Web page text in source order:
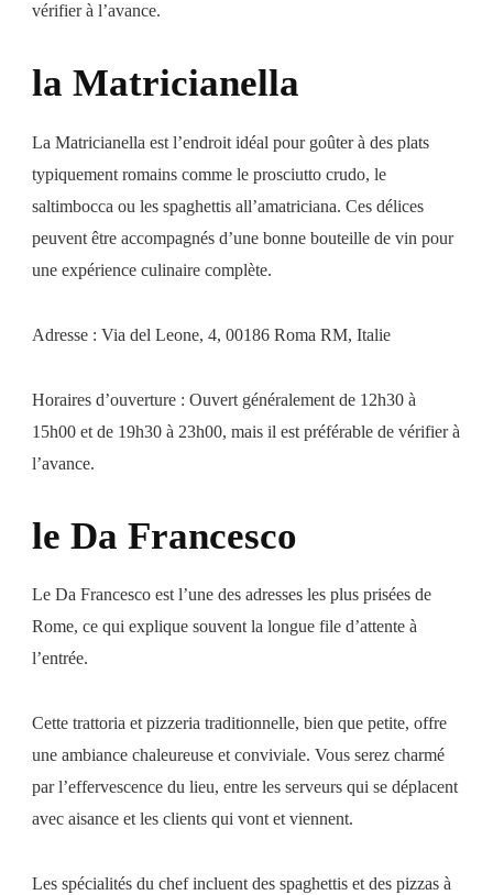
vérifier à l’avance.
la Matricianella
La Matricianella est l’endroit idéal pour goûter à des plats
typiquement romains comme le prosciutto crudo, le
saltimbocca ou les spaghettis all’amatriciana. Ces délices
peuvent être accompagnés d’une bonne bouteille de vin pour
une expérience culinaire complète.
Adresse : Via del Leone, 4, 00186 Roma RM, Italie
Horaires d’ouverture : Ouvert généralement de 12h30 à
15h00 et de 19h30 à 23h00, mais il est préférable de vérifier à
l’avance.
le Da Francesco
Le Da Francesco est l’une des adresses les plus prisées de
Rome, ce qui explique souvent la longue file d’attente à
l’entrée.
Cette trattoria et pizzeria traditionnelle, bien que petite, offre
une ambiance chaleureuse et conviviale. Vous serez charmé
par l’effervescence du lieu, entre les serveurs qui se déplacent
avec aisance et les clients qui vont et viennent.
Les spécialités du chef incluent des spaghettis et des pizzas à